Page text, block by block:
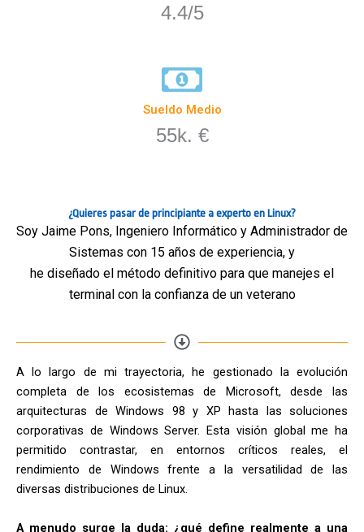
4.4/5
Sueldo Medio
55k. €
¿Quieres pasar de principiante a experto en Linux?
Soy Jaime Pons, Ingeniero Informático y Administrador de
Sistemas con 15 años de experiencia, y
he diseñado el método definitivo para que manejes el
terminal con la confianza de un veterano
A lo largo de mi trayectoria, he gestionado la evolución
completa de los ecosistemas de Microsoft, desde las
arquitecturas de Windows 98 y XP hasta las soluciones
corporativas de Windows Server. Esta visión global me ha
permitido contrastar, en entornos críticos reales, el
rendimiento de Windows frente a la versatilidad de las
diversas distribuciones de Linux.
A menudo surge la duda: ¿qué define realmente a una